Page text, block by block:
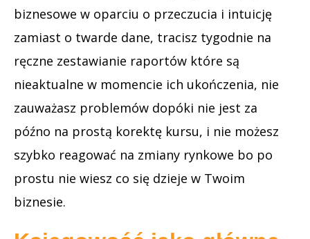
biznesowe w oparciu o przeczucia i intuicję
zamiast o twarde dane, tracisz tygodnie na
ręczne zestawianie raportów które są
nieaktualne w momencie ich ukończenia, nie
zauważasz problemów dopóki nie jest za
późno na prostą korektę kursu, i nie możesz
szybko reagować na zmiany rynkowe bo po
prostu nie wiesz co się dzieje w Twoim
biznesie.